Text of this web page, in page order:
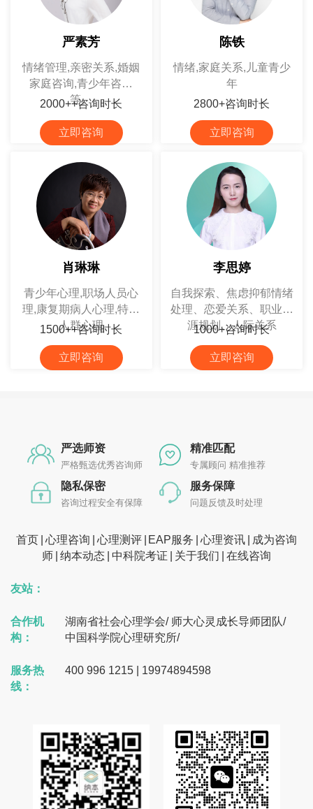
严素芳
情绪管理,亲密关系,婚姻
家庭咨询,青少年咨询
等。
2000++咨询时长
立即咨询
陈铁
情绪,家庭关系,儿童青少
年
2800+咨询时长
立即咨询
肖琳琳
青少年心理,职场人员心
理,康复期病人心理,特殊
人群心理
1500++咨询时长
立即咨询
李思婷
自我探索、焦虑抑郁情绪
处理、恋爱关系、职业生
涯规划、人际关系
1000+咨询时长
立即咨询
严选师资
严格甄选优秀咨询师
精准匹配
专属顾问 精准推荐
隐私保密
咨询过程安全有保障
服务保障
问题反馈及时处理
首页 心理咨询 心理测评 EAP服务 心理资讯
成为咨询
师 纳本动态 中科院考证 关于我们 在线咨询
友站：
合作机
构：
湖南省社会心理学会/ 师大心灵成长导师团队/
中国科学院心理研究所/
服务热
线：
400 996 1215 | 19974894598